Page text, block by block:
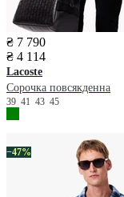
₴ 7 790
₴ 4 114
Lacoste
Сорочка повсякденна
39 41 43 45
−47%